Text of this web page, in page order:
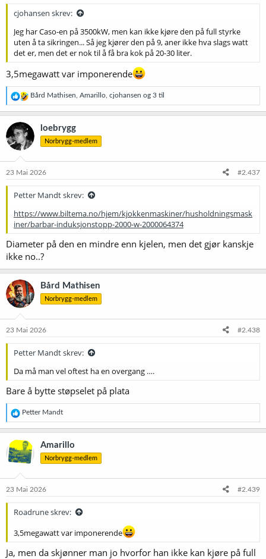
cjohansen skrev:
Jeg har Caso-en på 3500kW, men kan ikke kjøre den på full styrke
uten å ta sikringen... Så jeg kjører den på 9, aner ikke hva slags watt
det er, men det er nok til å få bra kok på 20-30 liter.
3,5megawatt var imponerende
R
e
a
j
n
e
Bård Mathisen Amarillo cjohansen og 3 til
loebrygg
Norbrygg-medlem
23 Mai 2026 #2.437
Petter Mandt skrev:
https://www.biltema.no/hjem/kjokkenmaskiner/husholdningsmask
iner/barbar-induksjonstopp-2000-w-2000064374
Diameter på den en mindre enn kjelen, men det gjør kanskje
ikke no..?
Bård Mathisen
Norbrygg-medlem
23 Mai 2026 #2.438
Petter Mandt skrev:
Da må man vel oftest ha en overgang ….
Bare å bytte støpselet på plata
R
e
a
k
s
j
e
Petter Mandt
Amarillo
Norbrygg-medlem
23 Mai 2026 #2.439
Roadrune skrev:
3,5megawatt var imponerende
Ja, men da skjønner man jo hvorfor han ikke kan kjøre på full